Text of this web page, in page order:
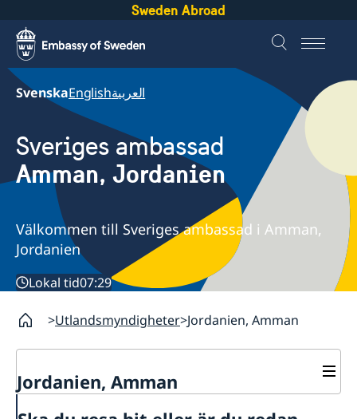
Sweden Abroad
SvenskaEnglishالعربية
Sveriges ambassad
Amman, Jordanien
Välkommen till Sveriges ambassad i Amman,
Jordanien
Lokal tid07:29
Utlandsmyndigheter Jordanien, Amman
Jordanien, Amman